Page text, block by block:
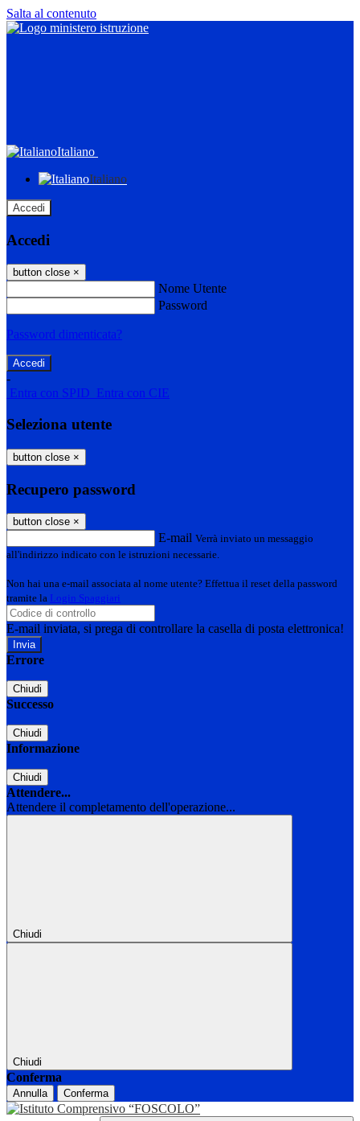
Salta al contenuto
Italiano
Italiano
Accedi
Accedi
button close ×
Nome Utente
Password
Password dimenticata?
-
Entra con SPID Entra con CIE
Seleziona utente
button close ×
Recupero password
button close ×
E-mail Verrà inviato un messaggio
all'indirizzo indicato con le istruzioni necessarie.
Non hai una e-mail associata al nome utente? Effettua il reset della password
tramite la Login Spaggiari
E-mail inviata, si prega di controllare la casella di posta elettronica!
Errore
Chiudi
Successo
Chiudi
Informazione
Chiudi
Attendere...
Attendere il completamento dell'operazione...
Chiudi
Chiudi
Conferma
Annulla Conferma